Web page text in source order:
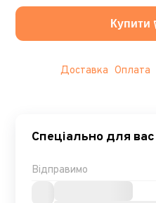
Купити
Доставка Оплата
Спеціально для вас
Відправимо